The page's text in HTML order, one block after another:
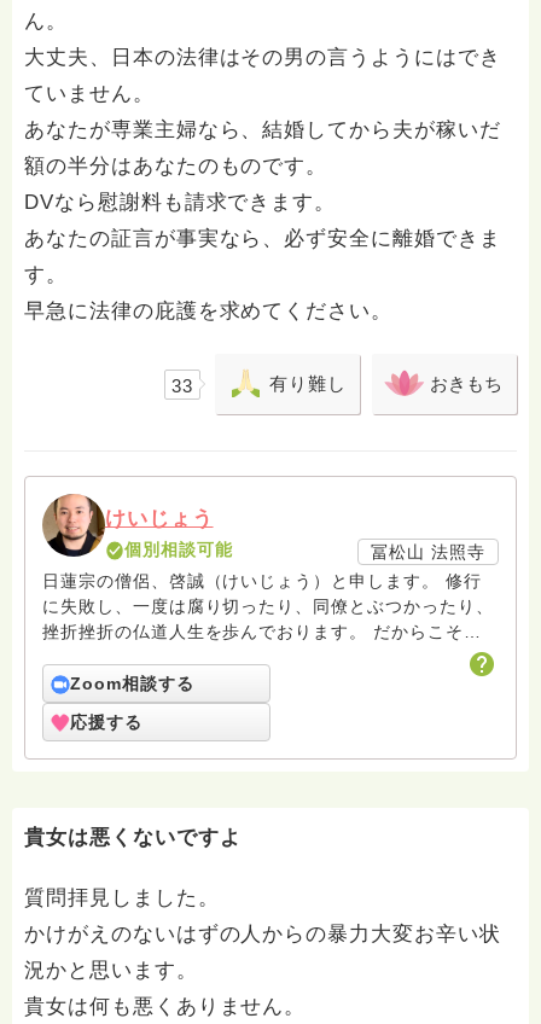
ん。
大丈夫、日本の法律はその男の言うようにはでき
ていません。
あなたが専業主婦なら、結婚してから夫が稼いだ
額の半分はあなたのものです。
DVなら慰謝料も請求できます。
あなたの証言が事実なら、必ず安全に離婚できま
す。
早急に法律の庇護を求めてください。
33 有り難し おきもち
けいじょう
個別相談可能
冨松山 法照寺
日蓮宗の僧侶、啓誠（けいじょう）と申します。 修行
に失敗し、一度は腐り切ったり、同僚とぶつかったり、
挫折挫折の仏道人生を歩んでおります。 だからこそわ
かる、答えられることがきっとあると思ってHasunoha
に戻ってまいりました。 精一杯、皆様のお役に立てる
よう頑張ります。
Zoom相談する
応援する
貴女は悪くないですよ
質問拝見しました。
かけがえのないはずの人からの暴力大変お辛い状
況かと思います。
貴女は何も悪くありません。